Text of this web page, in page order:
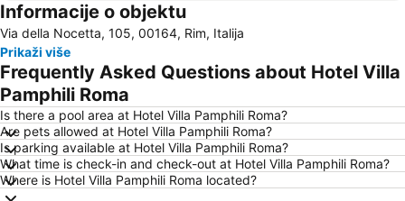
Istanbul
Pjaca Navona
Stepenište Trga Espanja
Panteon
Fiera di Roma
Borgo di Ostia Antica
Ardeatino
Incekum
Via Nazionale
Santa Lucia Roma
Borgo
Piazza della Repubblica
Vila Borgeze
Auditorium Parco della Musica
Informacije o objektu
Via della Nocetta, 105, 00164, Rim, Italija
Prikaži više
Frequently Asked Questions about Hotel Villa
Pamphili Roma
Is there a pool area at Hotel Villa Pamphili Roma?
Are pets allowed at Hotel Villa Pamphili Roma?
Is parking available at Hotel Villa Pamphili Roma?
What time is check-in and check-out at Hotel Villa Pamphili Roma?
Where is Hotel Villa Pamphili Roma located?